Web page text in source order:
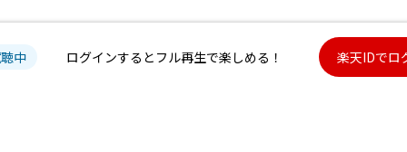
中 ログインするとフル再生で楽しめる！ 楽天IDでロ